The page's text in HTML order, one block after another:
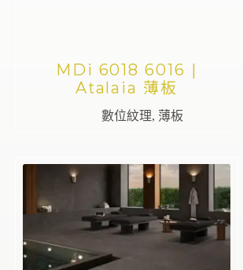
MDi 6018 6016 |
Atalaia 薄板
數位紋理, 薄板